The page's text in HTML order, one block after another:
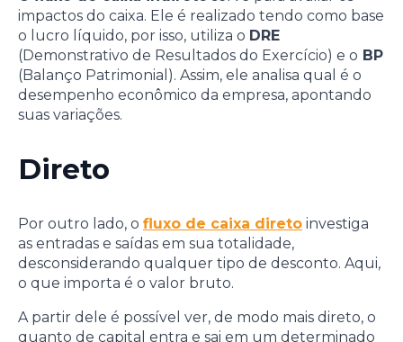
impactos do caixa. Ele é realizado tendo como base
o lucro líquido, por isso, utiliza o DRE
(Demonstrativo de Resultados do Exercício) e o BP
(Balanço Patrimonial). Assim, ele analisa qual é o
desempenho econômico da empresa, apontando
suas variações.
Direto
Por outro lado, o fluxo de caixa direto investiga
as entradas e saídas em sua totalidade,
desconsiderando qualquer tipo de desconto. Aqui,
o que importa é o valor bruto.
A partir dele é possível ver, de modo mais direto, o
quanto de capital entra e sai em um determinado